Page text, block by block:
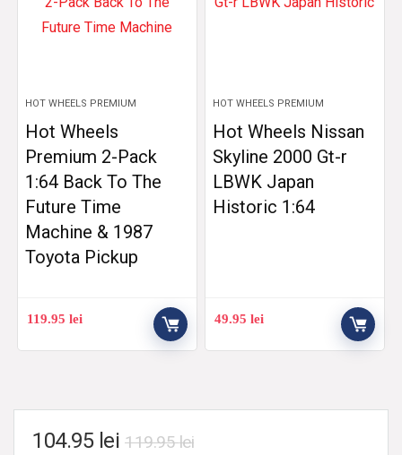
HOT WHEELS PREMIUM
Hot Wheels
Premium 2-Pack
1:64 Back To The
Future Time
Machine & 1987
Toyota Pickup
119.95lei
HOT WHEELS PREMIUM
Hot Wheels Nissan
Skyline 2000 Gt-r
LBWK Japan
Historic 1:64
49.95lei
119.95lei
104.95 lei